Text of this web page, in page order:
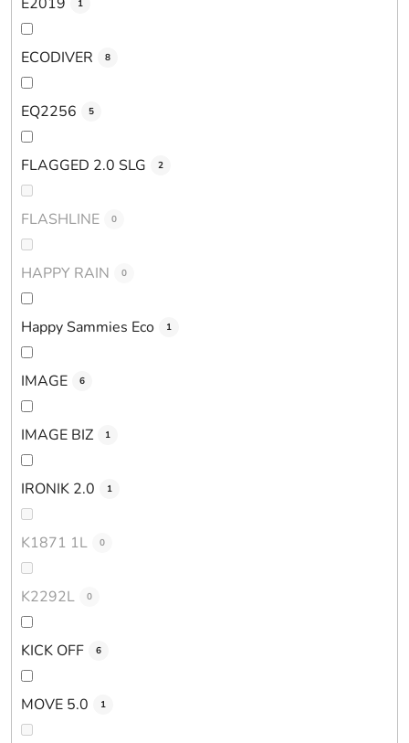
1
ECODIVER 8
EQ2256 5
FLAGGED 2.0 SLG 2
FLASHLINE 0
HAPPY RAIN 0
Happy Sammies Eco 1
IMAGE 6
IMAGE BIZ 1
IRONIK 2.0 1
K1871 1L 0
K2292L 0
KICK OFF 6
MOVE 5.0 1